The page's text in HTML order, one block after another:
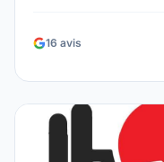
16 avis